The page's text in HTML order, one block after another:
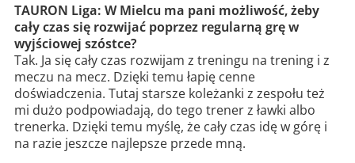
TAURON Liga: W Mielcu ma pani możliwość, żeby
cały czas się rozwijać poprzez regularną grę w
wyjściowej szóstce?
Tak. Ja się cały czas rozwijam z treningu na trening i z
meczu na mecz. Dzięki temu łapię cenne
doświadczenia. Tutaj starsze koleżanki z zespołu też
mi dużo podpowiadają, do tego trener z ławki albo
trenerka. Dzięki temu myślę, że cały czas idę w górę i
na razie jeszcze najlepsze przede mną.